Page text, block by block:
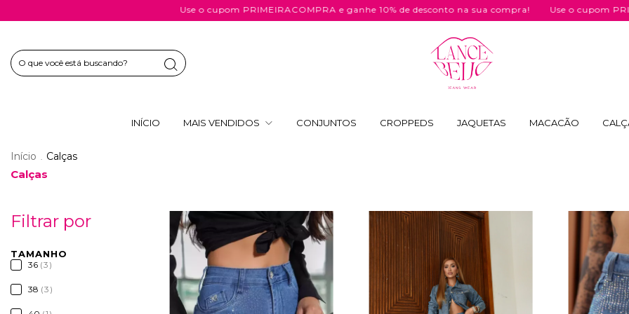
Use o cupom PRIMEIRACOMPRA e ganhe 10% de desconto na sua compra! Use o cupom PRIMEIRACOMPRA e
INÍCIO MAIS VENDIDOS CONJUNTOS CROPPEDS JAQUETAS MACACÃO
Início . Calças
Calças
Filtrar por
TAMANHO
36 (3)
38 (3)